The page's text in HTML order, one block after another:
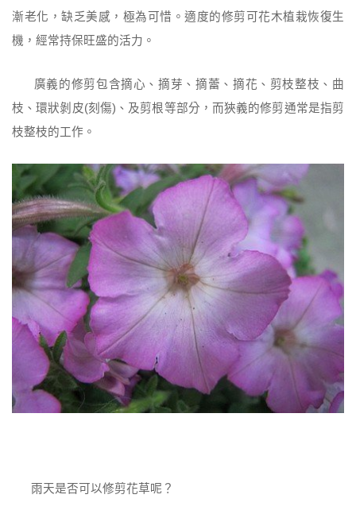
漸老化，缺乏美感， 極為可惜。適度的修剪可花木植栽恢復生
機，經常持保旺盛的活力。
廣義的修剪包含摘心、摘芽、摘蕾、摘花、剪枝整枝、曲
枝、環狀剝皮(刻傷)、及剪根等部分，而狹義的修剪通常是指剪
枝整枝的工作。
雨天是否可以修剪花草呢？